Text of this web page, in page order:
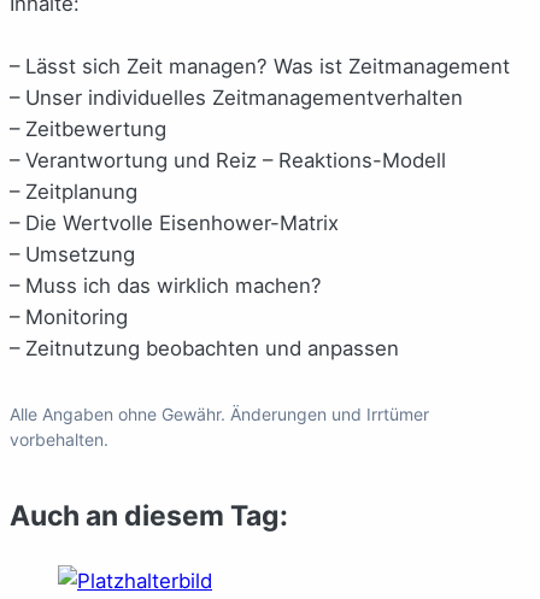
– Lässt sich Zeit managen? Was ist Zeitmanagement
– Unser individuelles Zeitmanagementverhalten
– Zeitbewertung
– Verantwortung und Reiz – Reaktions-Modell
– Zeitplanung
– Die Wertvolle Eisenhower-Matrix
– Umsetzung
– Muss ich das wirklich machen?
– Monitoring
– Zeitnutzung beobachten und anpassen
Alle Angaben ohne Gewähr. Änderungen und Irrtümer
vorbehalten.
Auch an diesem Tag: